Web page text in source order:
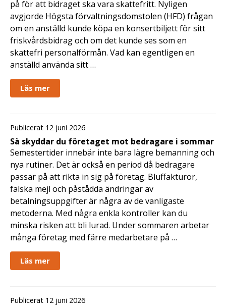
på för att bidraget ska vara skattefritt. Nyligen
avgjorde Högsta förvaltningsdomstolen (HFD) frågan
om en anställd kunde köpa en konsertbiljett för sitt
friskvårdsbidrag och om det kunde ses som en
skattefri personalförmån. Vad kan egentligen en
anställd använda sitt …
Läs mer
Publicerat 12 juni 2026
Så skyddar du företaget mot bedragare i sommar
Semestertider innebär inte bara lägre bemanning och
nya rutiner. Det är också en period då bedragare
passar på att rikta in sig på företag. Bluffakturor,
falska mejl och påstådda ändringar av
betalningsuppgifter är några av de vanligaste
metoderna. Med några enkla kontroller kan du
minska risken att bli lurad. Under sommaren arbetar
många företag med färre medarbetare på …
Läs mer
Publicerat 12 juni 2026